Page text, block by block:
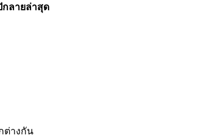
ลายล่าสุด
ต่างกัน